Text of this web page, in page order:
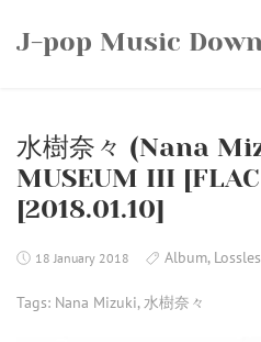
J-pop Music
水樹奈々 (Nana
MUSEUM III
[2018.01.10]
18 January 2018 Album,
Tags: Nana Mizuki,水樹奈々